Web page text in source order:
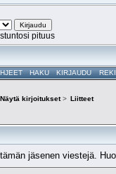
pituus
HAKU KIRJAUDU
Näytä kirjoitukset> Liitteet
jäsenen viestejä.